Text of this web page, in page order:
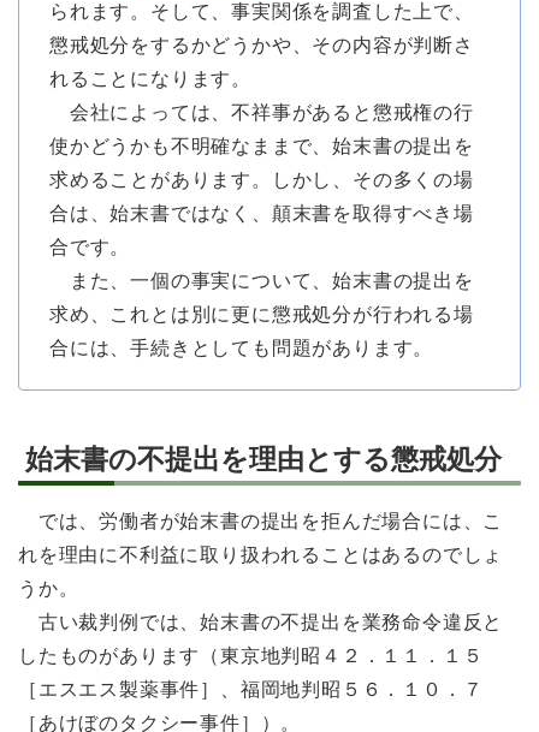
られます。そして、事実関係を調査した上で、
懲戒処分をするかどうかや、その内容が判断さ
れることになります。
会社によっては、不祥事があると懲戒権の行
使かどうかも不明確なままで、始末書の提出を
求めることがあります。しかし、その多くの場
合は、始末書ではなく、顛末書を取得すべき場
合です。
また、一個の事実について、始末書の提出を
求め、これとは別に更に懲戒処分が行われる場
合には、手続きとしても問題があります。
始末書の不提出を理由とする懲戒処分
では、労働者が始末書の提出を拒んだ場合には、こ
れを理由に不利益に取り扱われることはあるのでしょ
うか。
古い裁判例では、始末書の不提出を業務命令違反と
したものがあります（東京地判昭４２．１１．１５
［エスエス製薬事件］、福岡地判昭５６．１０．７
［あけぼのタクシー事件］）。